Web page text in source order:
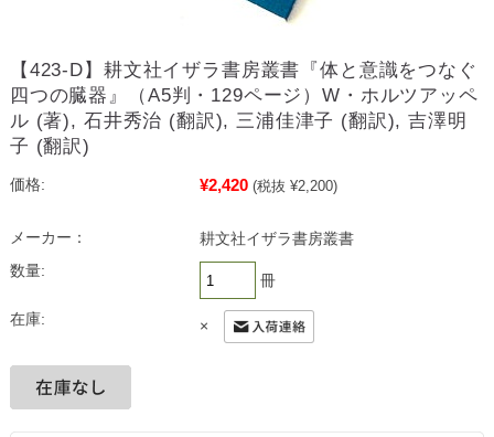
【423-D】耕文社イザラ書房叢書『体と意識をつなぐ
四つの臓器』（A5判・129ページ）W・ホルツアッペ
ル (著), 石井秀治 (翻訳), 三浦佳津子 (翻訳), 吉澤明
子 (翻訳)
価格: ¥2,420 (税抜 ¥2,200)
メーカー：
耕文社イザラ書房叢書
数量:
冊
在庫: ×